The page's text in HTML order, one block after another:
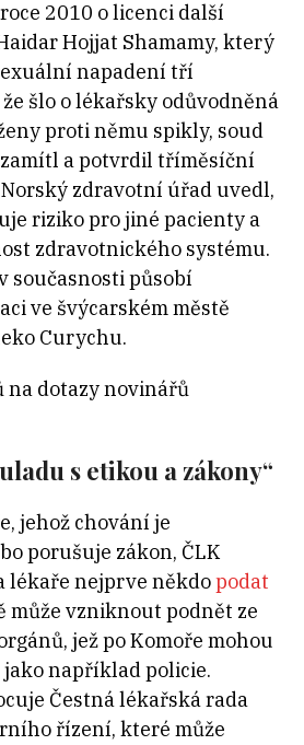
2010 o licenci další
Hojjat Shamamy, který
napadení tří
šlo o lékařsky odůvodněná
proti němu spikly, soud
a potvrdil tříměsíční
zdravotní úřad uvedl,
riziko pro jiné pacienty a
zdravotnického systému.
současnosti působí
ve švýcarském městě
Curychu.
na dotazy novinářů
s etikou a zákony“
jehož chování je
porušuje zákon, ČLK
lékaře nejprve někdopodat
může vzniknout podnět ze
jež po Komoře mohou
například policie.
Čestná lékařská rada
řízení, které může